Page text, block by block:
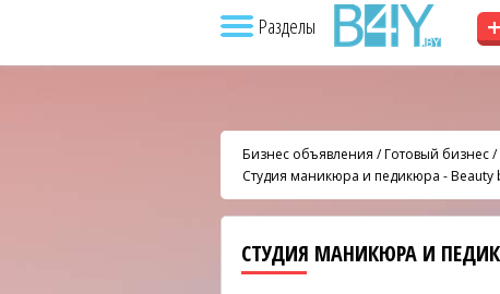
Разделы +
Бизнес объявления /Готовый бизнес/
Студия маникюра и педикюра - Beauty
СТУДИЯ МАНИКЮРА И